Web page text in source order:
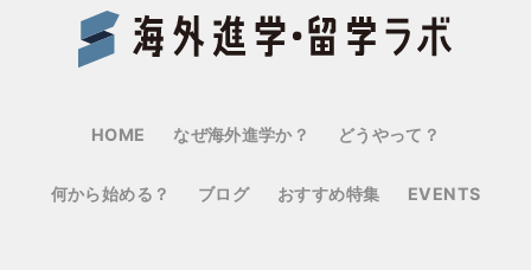
HOME なぜ海外進学か？ どうやって？
何から始める？ ブログ おすすめ特集 EVENTS